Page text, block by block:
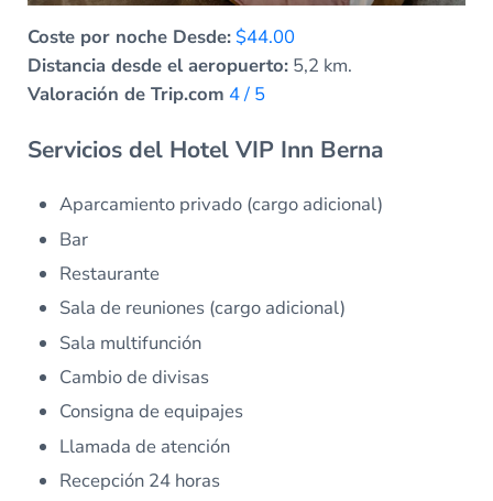
Coste por noche Desde: $44.00
Distancia desde el aeropuerto:5,2 km.
Valoración de Trip.com 4 / 5
Servicios del Hotel VIP Inn Berna
Aparcamiento privado (cargo adicional)
Bar
Restaurante
Sala de reuniones (cargo adicional)
Sala multifunción
Cambio de divisas
Consigna de equipajes
Llamada de atención
Recepción 24 horas